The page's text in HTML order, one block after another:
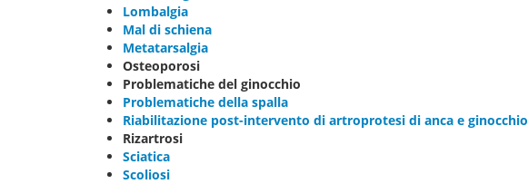
Lombalgia
Mal di schiena
Metatarsalgia
Osteoporosi
Problematiche del ginocchio
Problematiche della spalla
Riabilitazione post-intervento di artroprotesi di anca e ginocchio
Rizartrosi
Sciatica
Scoliosi